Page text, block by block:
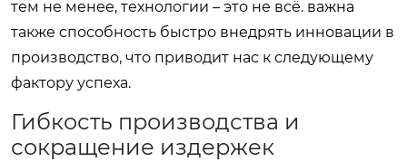
тем не менее, технологии – это не всё. важна
также способность быстро внедрять инновации в
производство, что приводит нас к следующему
фактору успеха.
Гибкость производства и
сокращение издержек